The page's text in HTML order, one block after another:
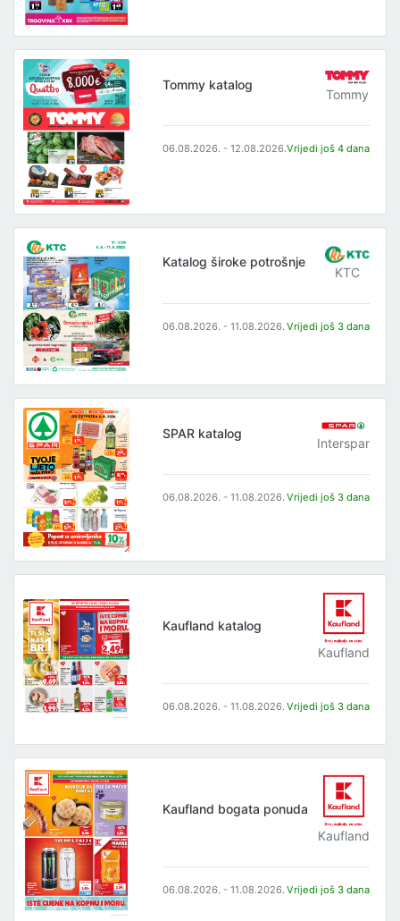
Tommy katalog
Tommy
06.08.2026. - 12.08.2026.Vrijedi još 4 dana
Katalog široke potrošnje
KTC
06.08.2026. - 11.08.2026. Vrijedi još 3 dana
SPAR katalog
Interspar
06.08.2026. - 11.08.2026. Vrijedi još 3 dana
Kaufland katalog
Kaufland
06.08.2026. - 11.08.2026. Vrijedi još 3 dana
Kaufland bogata ponuda
Kaufland
06.08.2026. - 11.08.2026. Vrijedi još 3 dana